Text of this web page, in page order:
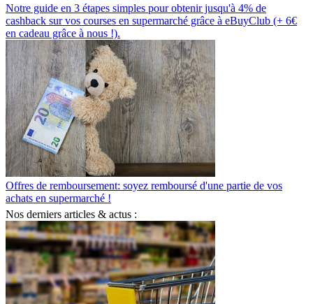
Notre guide en 3 étapes simples pour obtenir jusqu'à 4% de
cashback sur vos courses en supermarché grâce à eBuyClub (+ 6€
en cadeau grâce à nous !).
Offres de remboursement: soyez remboursé d'une partie de vos
achats en supermarché !
Nos derniers articles & actus :